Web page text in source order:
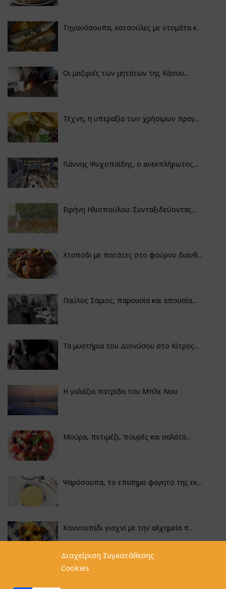
Διαχείριση Συγκατάθεσης
Cookies
Τηγανόσουπα, κατσούλες με ντομάτα κ...
Οι μαζιριές των μητάτων της Κάσου...
Τέχνη, η υπεραξία των χρήσιμων πραγ...
Γιάννης Ψυχοπαίδης, ο ανεκπλήρωτος...
Ειρήνη Ηλιοπούλου: Συνταξιδεύοντας...
Χταπόδι με πατάτες στο φούρνο διανθ...
Παύλος Σάμιος, παρουσία και απουσία...
Τα μυστήρια του Διονύσου στο Κίτρος...
Η γαλάζια πατρίδα του Μπλε Νου
Μούρα, πετιμέζι, πουρές και σαλάτα...
Ψαρόσουπα, το επίσημο φαγητό της εκ...
Κουνουπίδι γιαχνί με την αλχημεία π...
Αγκινάρες γεμιστές με ρύζι και ριζό...